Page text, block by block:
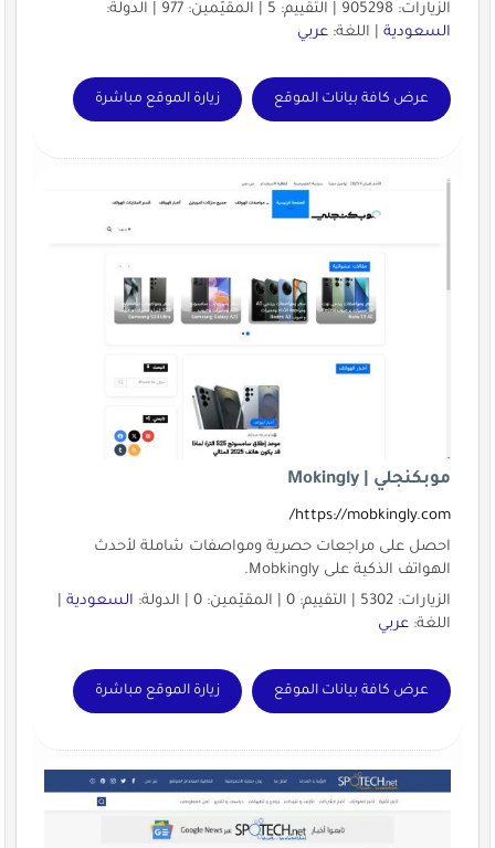
الزيارات: 905298 | التقييم: 5 | المقيّمين: 977 | الدولة:
السعودية| اللغة: عربي
عرض كافة بيانات الموقع زيارة الموقع مباشرة
موبكنجلي | Mokingly
https://mobkingly.com/
احصل على مراجعات حصرية ومواصفات شاملة لأحدث
الهواتف الذكية على Mobkingly.
الزيارات: 5302 | التقييم: 0 | المقيّمين: 0 | الدولة:
السعودية|
اللغة: عربي
عرض كافة بيانات الموقع زيارة الموقع مباشرة